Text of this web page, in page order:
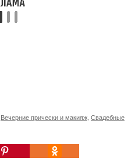
Вечерние прически и макияж, Свадебные